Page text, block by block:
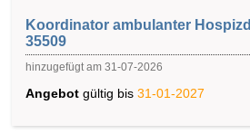
Koordinator ambulanter
35509
hinzugefügt am 31-07-2026
Angebot gültig bis 31-01-2027